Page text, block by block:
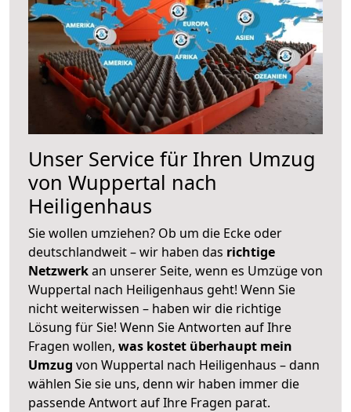
Unser Service für Ihren Umzug
von Wuppertal nach
Heiligenhaus
Sie wollen umziehen? Ob um die Ecke oder
deutschlandweit – wir haben das richtige
Netzwerkan unserer Seite, wenn es Umzüge von
Wuppertal nach Heiligenhaus geht! Wenn Sie
nicht weiterwissen – haben wir die richtige
Lösung für Sie! Wenn Sie Antworten auf Ihre
Fragen wollen, was kostet überhaupt mein
Umzug von Wuppertal nach Heiligenhaus – dann
wählen Sie sie uns, denn wir haben immer die
passende Antwort auf Ihre Fragen parat.